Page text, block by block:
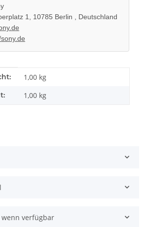
1, 10785 Berlin , Deutschland
1,00 kg
1,00 kg
verfügbar